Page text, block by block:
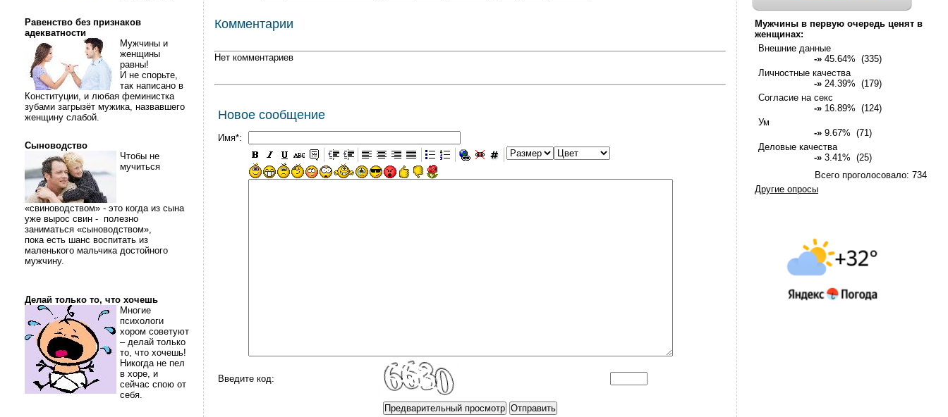
Равенство без признаков
адекватности
Мужчины и
женщины
равны!
И не спорьте,
так написано в
Конституции, и любая феминистка
зубами загрызёт мужика, назвавшего
женщину слабой.
Сыноводство
Чтобы не
мучиться
«свиноводством» - это когда из сына
уже вырос свин - полезно
заниматься «сыноводством»,
пока есть шанс воспитать из
маленького мальчика достойного
мужчину.
Делай только то, что хочешь
Многие
психологи
хором советуют
– делай только
то, что хочешь!
Никогда не пел
в хоре, и
сейчас спою от
себя.
Комментарии
Нет комментариев
Новое сообщение
Имя*:
Введите код:
Мужчины в первую очередь ценят в
женщинах:
Внешние данные
-» 45.64% (335)
Личностные качества
-» 24.39% (179)
Согласие на секс
-» 16.89% (124)
Ум
-» 9.67% (71)
Деловые качества
-» 3.41% (25)
Всего проголосовало: 734
Другие опросы